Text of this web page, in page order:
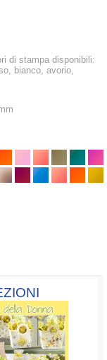
di stampa disponibili:
bianco, avorio,